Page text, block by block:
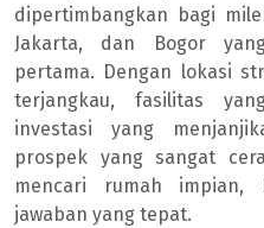
dipertimbangkan bagi
Jakarta, dan Bogor
pertama. Dengan lokasi
terjangkau, fasilitas
investasi yang
prospek yang sangat
mencari rumah impian,
jawaban yang tepat.